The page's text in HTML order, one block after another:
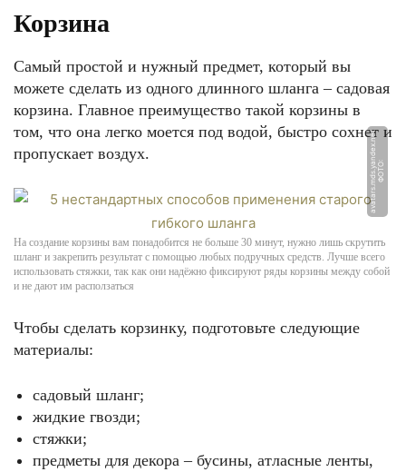
Корзина
Самый простой и нужный предмет, который вы
можете сделать из одного длинного шланга – садовая
корзина. Главное преимущество такой корзины в
том, что она легко моется под водой, быстро сохнет и
пропускает воздух.
Ф
О
Т
О:
a
v
a
t
a
r
s.
m
d
s.
y
a
n
d
e
x.
n
e
t
На создание корзины вам понадобится не больше 30 минут, нужно лишь скрутить
шланг и закрепить результат с помощью любых подручных средств. Лучше всего
использовать стяжки, так как они надёжно фиксируют ряды корзины между собой
и не дают им расползаться
Чтобы сделать корзинку, подготовьте следующие
материалы:
садовый шланг;
жидкие гвозди;
стяжки;
предметы для декора – бусины, атласные ленты,